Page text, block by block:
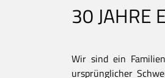
30 JAHRE
Wir sind ein
ursprünglicher